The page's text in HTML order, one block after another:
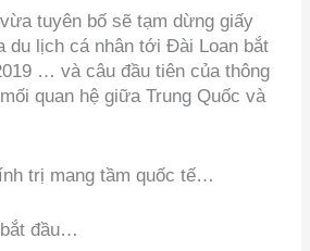
tuyên bố sẽ tạm dừng giấy
du lịch cá nhân tới Đài Loan bắt
… và câu đầu tiên của thông
quan hệ giữa Trung Quốc và
trị mang tầm quốc tế…
đầu…